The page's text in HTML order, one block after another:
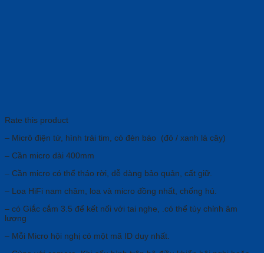
Rate this product
– Micrô điện tử, hình trái tim, có đèn báo (đỏ / xanh lá cây)
– Cần micro dài 400mm
– Cần micro có thể tháo rời, dễ dàng bảo quản, cất giữ.
– Loa HiFi nam châm, loa và micro đồng nhất, chống hú.
– có Giắc cắm 3.5 để kết nối với tai nghe, .có thể tùy chỉnh âm
lượng
– Mỗi Micro hội nghị có một mã ID duy nhất.